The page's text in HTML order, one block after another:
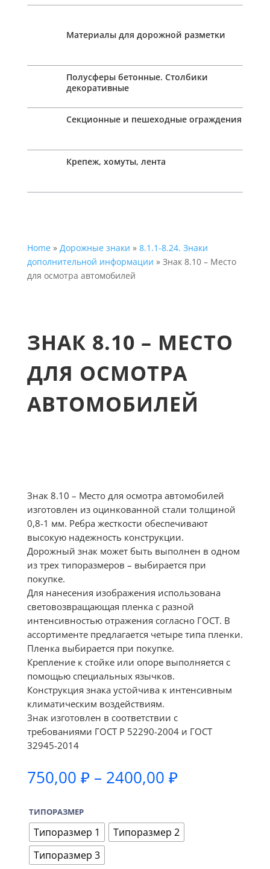
Материалы для дорожной разметки
Полусферы бетонные. Столбики
декоративные
Секционные и пешеходные ограждения
Крепеж, хомуты, лента
Home» Дорожные знаки » 8.1.1-8.24. Знаки
дополнительной информации » Знак 8.10 – Место
для осмотра автомобилей
ЗНАК 8.10 – МЕСТО
ДЛЯ ОСМОТРА
АВТОМОБИЛЕЙ
Знак 8.10 – Место для осмотра автомобилей
изготовлен из оцинкованной стали толщиной
0,8-1 мм. Ребра жесткости обеспечивают
высокую надежность конструкции.
Дорожный знак может быть выполнен в одном
из трех типоразмеров – выбирается при
покупке.
Для нанесения изображения использована
световозвращающая пленка с разной
интенсивностью отражения согласно ГОСТ. В
ассортименте предлагается четыре типа пленки.
Пленка выбирается при покупке.
Крепление к стойке или опоре выполняется с
помощью специальных язычков.
Конструкция знака устойчива к интенсивным
климатическим воздействиям.
Знак изготовлен в соответствии с
требованиями ГОСТ Р 52290-2004 и ГОСТ
32945-2014
750,00 ₽ – 2400,00 ₽Диапазон
–
2400,00 ₽
ТИПОРАЗМЕР
Типоразмер 1
Типоразмер 2
Типоразмер 3